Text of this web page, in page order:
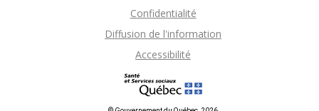
Confidentialité
Diffusion de l'information
Accessibilité